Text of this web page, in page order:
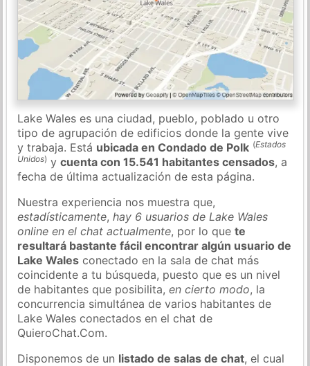
Lake Wales es una ciudad, pueblo, poblado u otro
tipo de agrupación de edificios donde la gente vive
y trabaja. Está ubicada en Condado de Polk (Estados
Unidos) ycuenta con 15.541 habitantes censados, a
fecha de última actualización de esta página.
Nuestra experiencia nos muestra que,
estadísticamente,hay 6 usuarios de Lake Wales
online en el chat actualmente, por lo quete
resultará bastante fácil encontrar algún usuario de
Lake Wales conectado en la sala de chat más
coincidente a tu búsqueda, puesto que es un nivel
de habitantes que posibilita,en cierto modo, la
concurrencia simultánea de varios habitantes de
Lake Wales conectados en el chat de
QuieroChat.Com.
Disponemos de un listado de salas de chat, el cual